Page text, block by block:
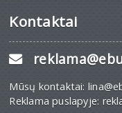
Kontaktai
Mūsų kontaktai:
Reklama puslapyje: